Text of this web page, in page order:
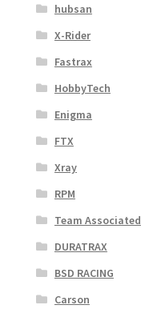
hubsan
X-Rider
Fastrax
HobbyTech
Enigma
FTX
Xray
RPM
Team Associated
DURATRAX
BSD RACING
Carson